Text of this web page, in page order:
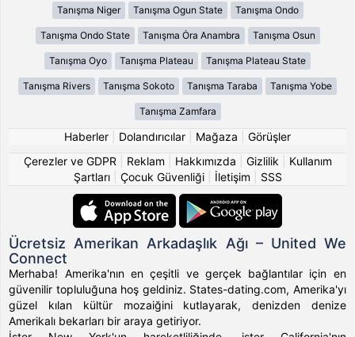
Tanışma Niger Tanışma Ogun State Tanışma Ondo
Tanışma Ondo State Tanışma Ȯra Anambra Tanışma Osun
Tanışma Oyo Tanışma Plateau Tanışma Plateau State
Tanışma Rivers Tanışma Sokoto Tanışma Taraba Tanışma Yobe
Tanışma Zamfara
Haberler Dolandırıcılar Mağaza
Görüşler
Çerezler ve GDPR
Reklam Hakkımızda Gizlilik
Kullanım
Şartları| Çocuk Güvenliği| İletişim SSS
Ücretsiz Amerikan Arkadaşlık Ağı – United We
Connect
Merhaba! Amerika'nın en çeşitli ve gerçek bağlantılar için en
güvenilir topluluğuna hoş geldiniz. States-dating.com, Amerika'yı
güzel kılan kültür mozaiğini kutlayarak, denizden denize
Amerikalı bekarları bir araya getiriyor.